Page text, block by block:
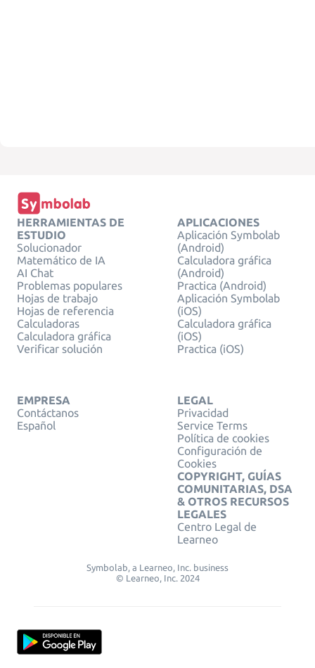
HERRAMIENTAS DE
ESTUDIO
Solucionador
Matemático de IA
AI Chat
Problemas populares
Hojas de trabajo
Hojas de referencia
Calculadoras
Calculadora gráfica
Verificar solución
APLICACIONES
Aplicación Symbolab
(Android)
Calculadora gráfica
(Android)
Practica (Android)
Aplicación Symbolab
(iOS)
Calculadora gráfica
(iOS)
Practica (iOS)
EMPRESA
Contáctanos
Español
LEGAL
Privacidad
Service Terms
Política de cookies
Configuración de
Cookies
COPYRIGHT, GUÍAS
COMUNITARIAS, DSA
& OTROS RECURSOS
LEGALES
Centro Legal de
Learneo
Symbolab, a Learneo, Inc. business
© Learneo, Inc. 2024